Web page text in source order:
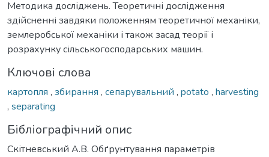
Методика досліджень. Теоретичні дослідження
здійсненні завдяки положенням теоретичної механіки,
землеробської механіки і також засад теорії і
розрахунку сільськогосподарських машин.
Ключові слова
картопля , збирання , сепарувальний , potato , harvesting
, separating
Бібліографічний опис
Скітневський А.В. Обґрунтування параметрів